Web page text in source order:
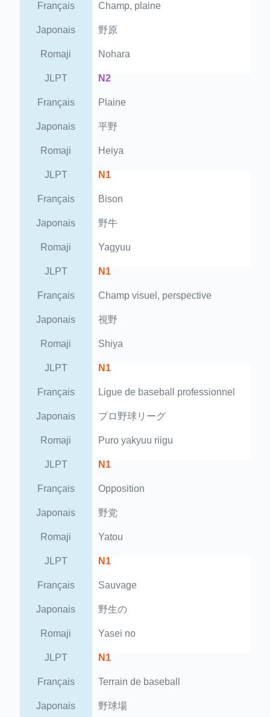
Français Champ, plaine
Japonais 野原
Romaji Nohara
JLPT N2
Français Plaine
Japonais 平野
Romaji Heiya
JLPT N1
Français Bison
Japonais 野牛
Romaji Yagyuu
JLPT N1
Français Champ visuel, perspective
Japonais 視野
Romaji Shiya
JLPT N1
Français Ligue de baseball professionnel
Japonais プロ野球リーグ
Romaji Puro yakyuu riigu
JLPT N1
Français Opposition
Japonais 野党
Romaji Yatou
JLPT N1
Français Sauvage
Japonais 野生の
Romaji Yasei no
JLPT N1
Français Terrain de baseball
Japonais 野球場